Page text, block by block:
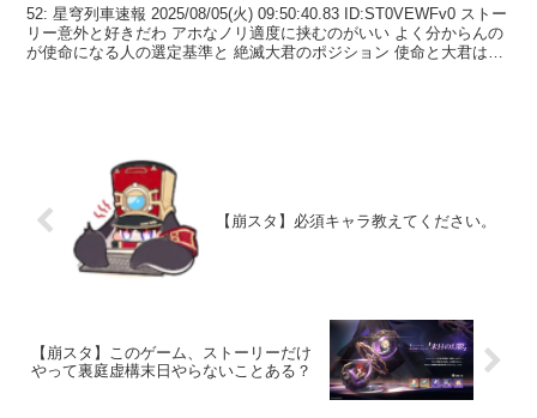
52: 星穹列車速報 2025/08/05(火) 09:50:40.83 ID:ST0VEWFv0 ストー
リー意外と好きだわ アホなノリ適度に挟むのがいい よく分からんの
が使命になる人の選定基準と 絶滅大君のポジション 使命と大君は違
【崩スタ】必須キャラ教えてください。
【崩スタ】このゲーム、ストーリーだけ
やって裏庭虚構末日やらないことある？